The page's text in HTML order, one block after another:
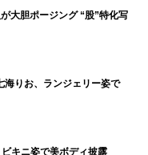
大胆ポージング “股”特化写
海りお、ランジェリー姿で
キニ姿で美ボディ披露